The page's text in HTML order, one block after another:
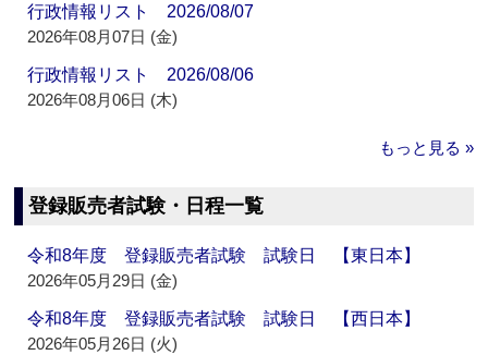
行政情報リスト 2026/08/07
2026年08月07日 (金)
行政情報リスト 2026/08/06
2026年08月06日 (木)
もっと見る »
登録販売者試験・日程一覧
令和8年度 登録販売者試験 試験日 【東日本】
2026年05月29日 (金)
令和8年度 登録販売者試験 試験日 【西日本】
2026年05月26日 (火)